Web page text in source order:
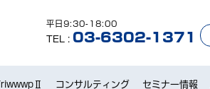
平日9:30-18:00
TEL : 03-6302-1371
コンサルティング セミナー情報